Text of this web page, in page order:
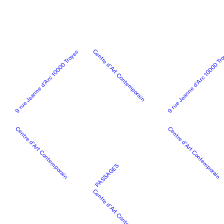
9 rue Jeanne d’Arc 10000 Troyes
Centre d’Art Contemporain
Centre d’Art Contemporain
PASSAGES
9 rue Jeanne d’Arc
Centre d’Art Contemporain